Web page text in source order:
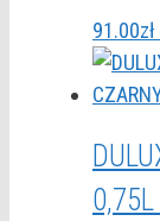
91.00zł